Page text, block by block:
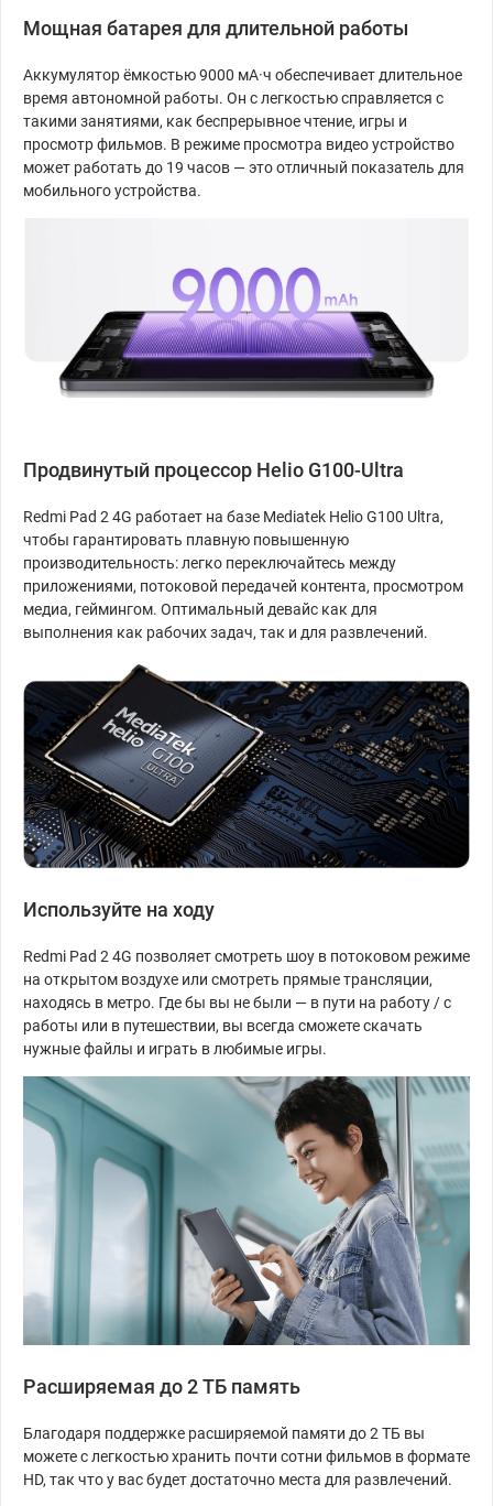
Мощная батарея для длительной работы
Аккумулятор ёмкостью 9000 мА·ч обеспечивает длительное
время автономной работы. Он с легкостью справляется с
такими занятиями, как беспрерывное чтение, игры и
просмотр фильмов. В режиме просмотра видео устройство
может работать до 19 часов — это отличный показатель для
мобильного устройства.
Продвинутый процессор Helio G100-Ultra
Redmi Pad 2 4G работает на базе Mediatek Helio G100 Ultra,
чтобы гарантировать плавную повышенную
производительность: легко переключайтесь между
приложениями, потоковой передачей контента, просмотром
медиа, геймингом. Оптимальный девайс как для
выполнения как рабочих задач, так и для развлечений.
Используйте на ходу
Redmi Pad 2 4G позволяет смотреть шоу в потоковом режиме
на открытом воздухе или смотреть прямые трансляции,
находясь в метро. Где бы вы не были — в пути на работу / с
работы или в путешествии, вы всегда сможете скачать
нужные файлы и играть в любимые игры.
Расширяемая до 2 ТБ память
Благодаря поддержке расширяемой памяти до 2 ТБ вы
можете с легкостью хранить почти сотни фильмов в формате
HD, так что у вас будет достаточно места для развлечений.